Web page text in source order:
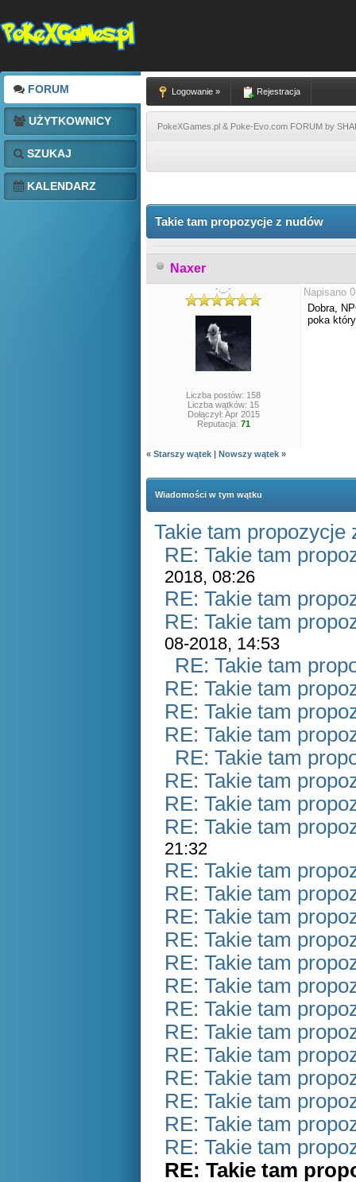
FORUM
UŻYTKOWNICY
SZUKAJ
KALENDARZ
Logowanie » Rejestracja
PokeXGames.pl & Poke-Evo.com FORUM by
Takie tam propozycje z nudów
Naxer
-._.-
Liczba postów: 158
Liczba wątków: 15
Dołączył: Apr 2015
Reputacja: 71
Napisano
Dobra,
poka
« Starszy wątek | Nowszy wątek »
Wiadomości w tym wątku
Takie tam propozycje
RE: Takie tam
2018, 08:26
RE: Takie tam
RE: Takie tam
08-2018, 14:53
RE: Takie tam
RE: Takie tam
RE: Takie tam
RE: Takie tam
RE: Takie tam
RE: Takie tam
RE: Takie tam
RE: Takie tam
21:32
RE: Takie tam
RE: Takie tam
RE: Takie tam
RE: Takie tam
RE: Takie tam
RE: Takie tam
RE: Takie tam
RE: Takie tam
RE: Takie tam
RE: Takie tam
RE: Takie tam
RE: Takie tam
RE: Takie tam
RE: Takie tam